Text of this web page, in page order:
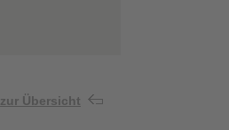
zur Übersicht